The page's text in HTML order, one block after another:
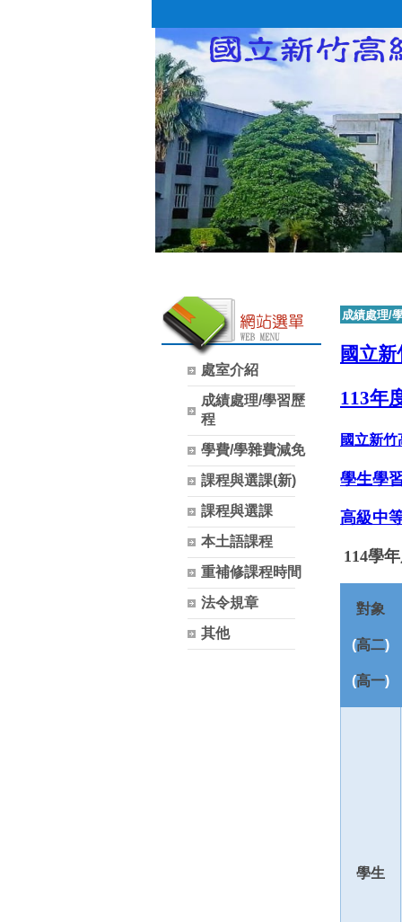
處室介紹
成績處理/學習歷
程
學費/學雜費減免
課程與選課(新)
課程與選課
本土語課程
重補修課程時間
法令規章
其他
成績處理/
國立
113年
國立新
學生學
高級中
114學
對象
(高二)
(高一)
學生